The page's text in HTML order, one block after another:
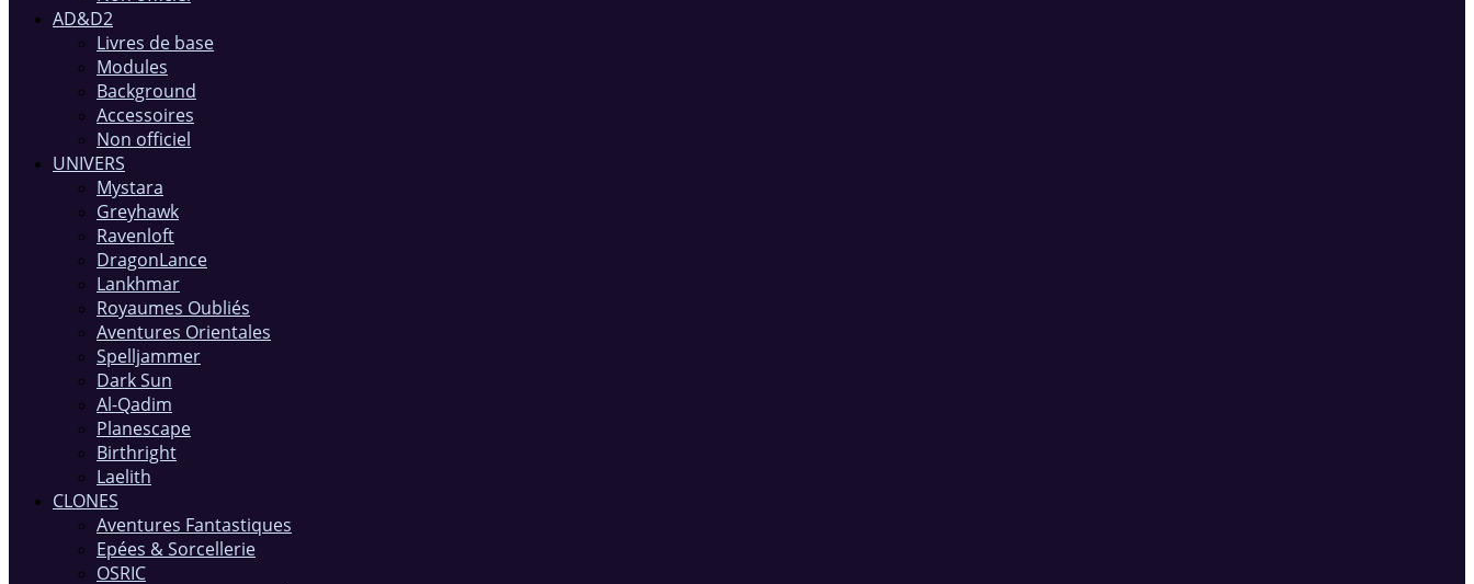
AD&D2
Livres de base
Modules
Background
Accessoires
Non officiel
UNIVERS
Mystara
Greyhawk
Ravenloft
DragonLance
Lankhmar
Royaumes Oubliés
Aventures Orientales
Spelljammer
Dark Sun
Al-Qadim
Planescape
Birthright
Laelith
CLONES
Aventures Fantastiques
Epées & Sorcellerie
OSRIC